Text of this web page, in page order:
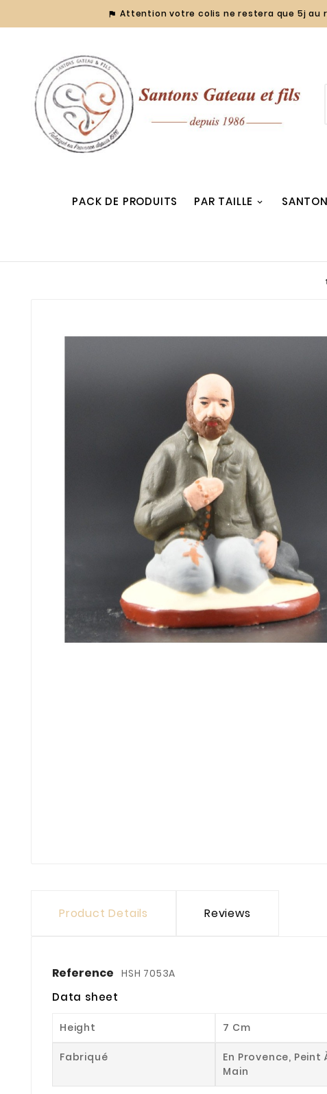
 Attention votre colis ne restera que 5j au
PACK DE PRODUITS PAR TAILLE
Product Details Reviews
Reference HSH 7053A
Data sheet
Height 7 Cm
Fabriqué
En Provence, Peint
Main